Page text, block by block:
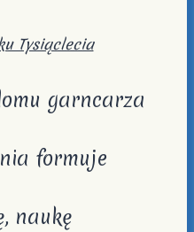
Tysiąclecia
garncarza
formuje
naukę